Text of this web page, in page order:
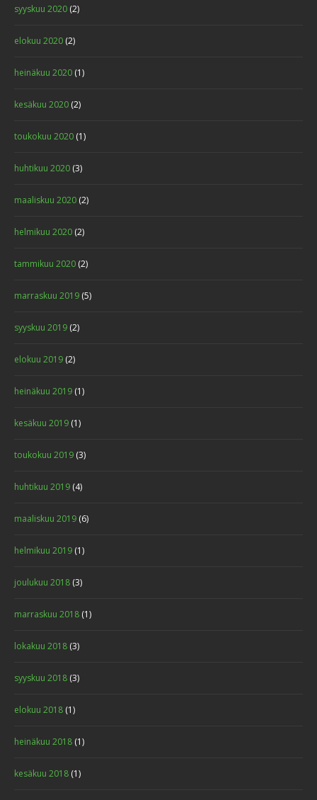
syyskuu 2020 (2)
elokuu 2020 (2)
heinäkuu 2020 (1)
kesäkuu 2020 (2)
toukokuu 2020 (1)
huhtikuu 2020 (3)
maaliskuu 2020 (2)
helmikuu 2020 (2)
tammikuu 2020 (2)
marraskuu 2019 (5)
syyskuu 2019 (2)
elokuu 2019 (2)
heinäkuu 2019 (1)
kesäkuu 2019 (1)
toukokuu 2019 (3)
huhtikuu 2019 (4)
maaliskuu 2019 (6)
helmikuu 2019 (1)
joulukuu 2018 (3)
marraskuu 2018 (1)
lokakuu 2018 (3)
syyskuu 2018 (3)
elokuu 2018 (1)
heinäkuu 2018 (1)
kesäkuu 2018 (1)